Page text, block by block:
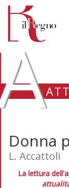
Donna
L. Accattoli
La lettura